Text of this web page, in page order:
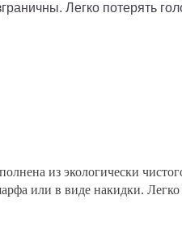
Легко потерять
из экологически
или в виде накидки.